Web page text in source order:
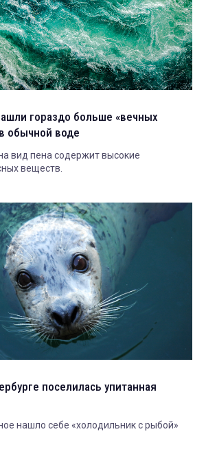
гораздо больше «вечных
обычной воде
вид пена содержит высокие
веществ.
поселилась упитанная
нашло себе «холодильник с рыбой»